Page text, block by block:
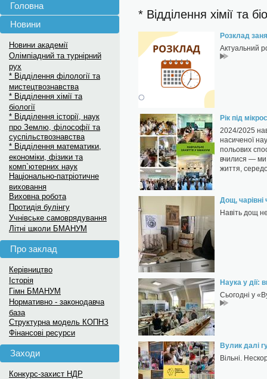
Головна
Новини
Новини академії
Олімпіадний та турнірний
рух
* Відділення філології та
мистецтвознавства
* Відділення хімії та
біології
* Відділення історії, наук
про Землю, філософії та
суспільствознавства
* Відділення математики,
економіки, фізики та
комп`ютерних наук
Національно-патріотичне
виховання
Виховна робота
Протидія булінгу
Учнівське самоврядування
Літні школи БМАНУМ
Про заклад
Керівництво
Історія
Гімн БМАНУМ
Нормативно - законодавча
база
Структурна модель КОПНЗ
Фінансові ресурси
Заходи
Конкурс-захист НДР
* Відділення хімії та
Розклад
Актуальний
Рік під
2024/2025
насиченої
польових
вчилися — ми
життя,
Дощ,
Навіть дощ
Наука у дії:
Сьогодні у
Вулик далі
Вільні.